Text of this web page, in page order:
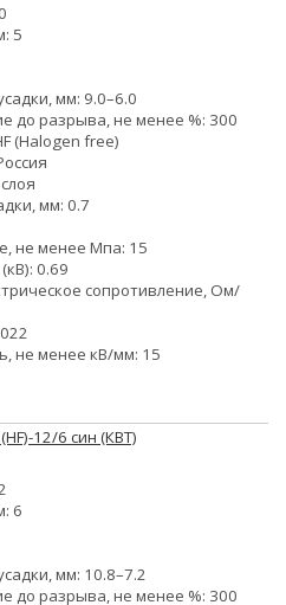
5
мм: 9.0–6.0
до разрыва, не менее %: 300
(Halogen free)
мм: 0.7
не менее Мпа: 15
0.69
сопротивление, Ом/
не менее кВ/мм: 15
12/6 син (КВТ)
6
мм: 10.8–7.2
до разрыва, не менее %: 300